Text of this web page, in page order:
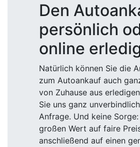
Den
persönlich
online
Natürlich können Sie die
zum Autoankauf auch
von Zuhause aus
Sie uns ganz
Anfrage. Und keine
großen Wert auf faire
anschließend auf einen